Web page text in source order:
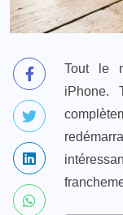
Tout le
iPhone.